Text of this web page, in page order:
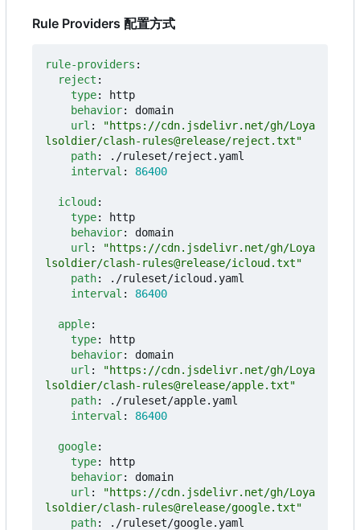
Rule Providers 配置方式
rule-providers :
reject :
type:
http
behavior:
domain
url :
"https://cdn.jsdelivr.net/gh/Loya
lsoldier/clash-rules@release/reject.txt"
path:
./ruleset/reject.yaml
interval : 86400
icloud :
type:
http
behavior:
domain
url :
"https://cdn.jsdelivr.net/gh/Loya
lsoldier/clash-rules@release/icloud.txt"
path:
./ruleset/icloud.yaml
interval : 86400
apple:
type:
http
behavior:
domain
url :
"https://cdn.jsdelivr.net/gh/Loya
lsoldier/clash-rules@release/apple.txt"
path:
./ruleset/apple.yaml
interval : 86400
google:
type:
http
behavior:
domain
url :
"https://cdn.jsdelivr.net/gh/Loya
lsoldier/clash-rules@release/google.txt"
path:
./ruleset/google.yaml